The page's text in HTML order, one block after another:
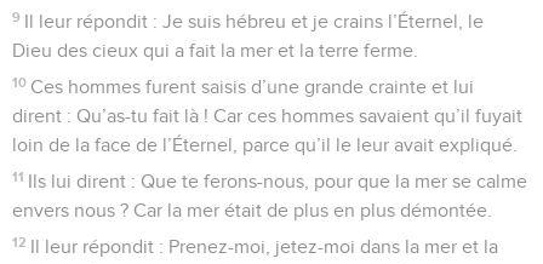
9 Il leur répondit : Je suis hébreu et je crains l’Éternel, le
Dieu des cieux qui a fait la mer et la terre ferme.
10 Ces hommes furent saisis d’une grande crainte et lui
dirent : Qu’as-tu fait là ! Car ces hommes savaient qu’il fuyait
loin de la face de l’Éternel, parce qu’il le leur avait expliqué.
11 Ils lui dirent : Que te ferons-nous, pour que la mer se calme
envers nous ? Car la mer était de plus en plus démontée.
12 Il leur répondit : Prenez-moi, jetez-moi dans la mer et la